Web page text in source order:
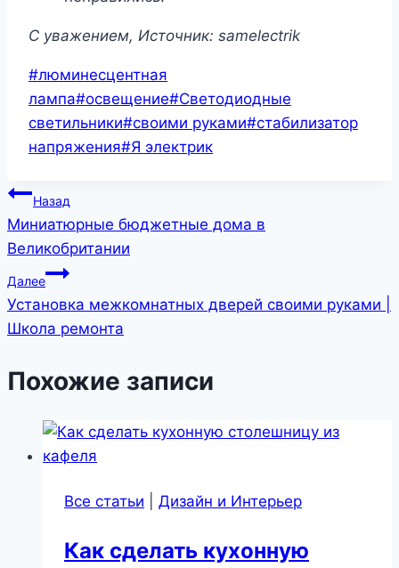
C уважением, Источник: samelectrik
Метки
записи:
#люминесцентная
лампа#освещение#Светодиодные
светильники#своими руками#стабилизатор
напряжения#Я электрик
Навигация
по
записям
Назад
Миниатюрные бюджетные дома в
Великобритании
Далее
Установка межкомнатных дверей своими руками |
Школа ремонта
Похожие записи
Все статьи Дизайн и Интерьер
Как сделать кухонную